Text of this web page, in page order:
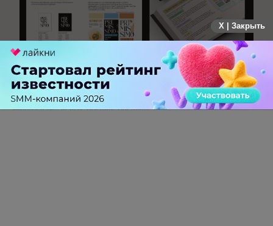
Оригинал статьи на SEOnews
Теги: Кейсы Бренды Брендинг
X | Закрыть